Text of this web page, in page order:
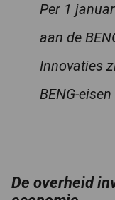
Per 1
aan de
Innovaties
BENG-
De overheid